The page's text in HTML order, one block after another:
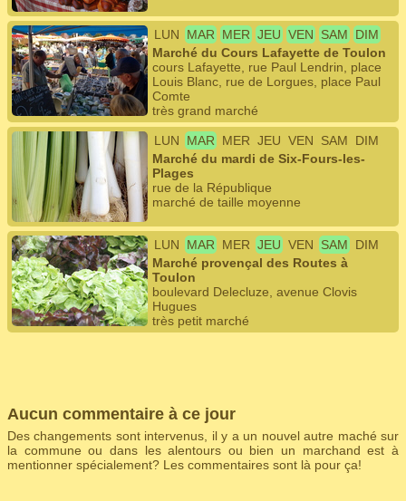
LUN MAR MER JEU VEN SAM
DIM
Marché du Cours Lafayette de Toulon
cours Lafayette, rue Paul Lendrin, place
Louis Blanc, rue de Lorgues, place Paul
Comte
très grand marché
LUN MAR MER JEU VEN SAM
DIM
Marché du mardi de Six-Fours-les-
Plages
rue de la République
marché de taille moyenne
LUN MAR MER JEU VEN SAM
DIM
Marché provençal des Routes à
Toulon
boulevard Delecluze, avenue Clovis
Hugues
très petit marché
Aucun commentaire à ce jour
Des changements sont intervenus, il y a un nouvel autre maché sur
la commune ou dans les alentours ou bien un marchand est à
mentionner spécialement? Les commentaires sont là pour ça!